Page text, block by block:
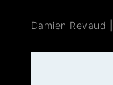
Damien Revaud